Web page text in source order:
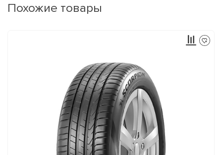
Похожие товары